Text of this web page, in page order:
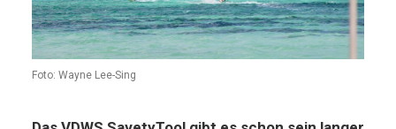
Foto: Wayne Lee-Sing